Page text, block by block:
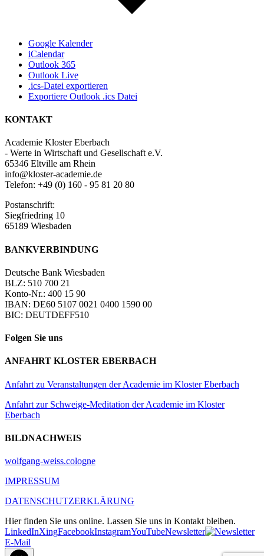
Google Kalender
iCalendar
Outlook 365
Outlook Live
.ics-Datei exportieren
Exportiere Outlook .ics Datei
KONTAKT
Academie Kloster Eberbach
- Werte in Wirtschaft und Gesellschaft e.V.
65346 Eltville am Rhein
info@kloster-academie.de
Telefon: +49 (0) 160 - 95 81 20 80
Postanschrift:
Siegfriedring 10
65189 Wiesbaden
BANKVERBINDUNG
Deutsche Bank Wiesbaden
BLZ: 510 700 21
Konto-Nr.: 400 15 90
IBAN: DE60 5107 0021 0400 1590 00
BIC: DEUTDEFF510
Folgen Sie uns
ANFAHRT KLOSTER EBERBACH
Anfahrt zu Veranstaltungen der Academie im Kloster Eberbach
Anfahrt zur Schweige-Meditation der Academie im Kloster
Eberbach
BILDNACHWEIS
wolfgang-weiss.cologne
IMPRESSUM
DATENSCHUTZERKLÄRUNG
Hier finden Sie uns online. Lassen Sie uns in Kontakt bleiben.
LinkedInXingFacebookInstagramYouTubeNewsletter
E-Mail